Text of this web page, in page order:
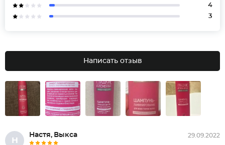
4
3
Написать отзыв
Н
Настя, Выкса 29.09.2022